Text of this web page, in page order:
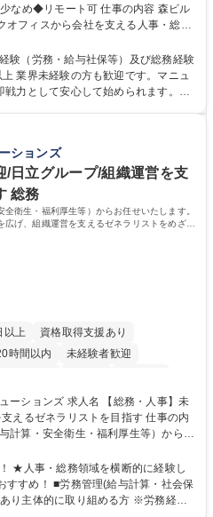
ト可 仕事の内容 森ビル
オフィスから会社を支える人事・総務
をバランスよく担当し、ゆくゆくは制
やりがいある環境です。 ■勤怠管
末調整等の労務管理全般 ■入退社手続
どのコア業務 ■社内イベントの企画
るため、安心して成長できます。 募
与5ヶ月◆年休120日◆残業少なめ◆
験（労務・給与社保等）及び総務経験
業界未経験の方も歓迎です。マニュ
力として安心して始められます。
織への貢献度をダイレクトに実感で
可など、ワークライフバランスを保
までの幅広い経験を活かし、長期的な
意欲と挑戦を全力で応援します。 学
専修学校 高校 語学力： 資格：日商
簿記検定3級
ションズ
/日立グループ/組織運営を支
総務
衛生・福利厚生等）からお任せいたします。
げ、組織運営を支えるゼネラリストをめざせ
以上
資格取得支援あり
時間以内
未経験者歓迎
費支給 土日祝休み 寮・社宅あり
【総務・人事】未
ゼネラリストを目指す 仕事の内
計算・安全衛生・福利厚生等）からお
教育業務へ守備範囲を広げ、組織運
理、給与
、安全衛生、健康経営推進等をお任せ
など、幅広く経験を積んでいただき
★人事・総務領域を横断的に経験し
与計算・社会保
り主体的に取り組める方 ※労務経験